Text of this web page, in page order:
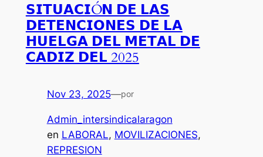
𝗦𝗜𝗧𝗨𝗔𝗖𝗜Ó𝗡 𝗗𝗘 𝗟𝗔𝗦
𝗗𝗘𝗧𝗘𝗡𝗖𝗜𝗢𝗡𝗘𝗦 𝗗𝗘 𝗟𝗔
𝗛𝗨𝗘𝗟𝗚𝗔 𝗗𝗘𝗟 𝗠𝗘𝗧𝗔𝗟 𝗗𝗘
𝗖𝗔𝗗𝗜𝗭 𝗗𝗘𝗟 2025
Nov 23, 2025—por
Admin_intersindicalaragon
en LABORAL, MOVILIZACIONES
REPRESION